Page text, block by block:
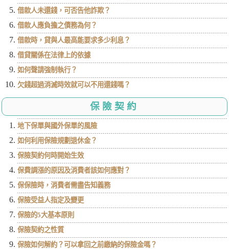
借款人未還錢，可否告他詐欺？
借款人應負擔之債務為何？
借款時，貸與人最高能要求多少利息？
借貸關係在法律上的依據
如何聲請強制執行？
欠錢超過消滅時效就可以不用還錢嗎？
保險契約
地下保單與國外保單的風險
如何利用保險規劃退休金？
保險契約何時開始生效
保費調漲的原因及消費者該如何應對？
保保險時，消費者需盡告知義務
保險受益人指定及變更
保險的5大基本原則
保險契約之性質
保險如何解約？可以拿回之前繳納的保險金嗎？